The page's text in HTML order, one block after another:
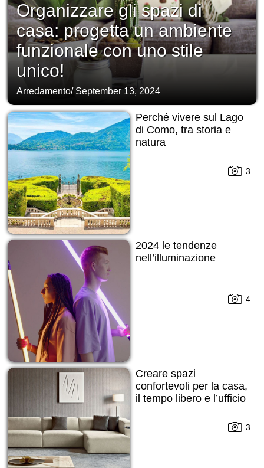
Organizzare gli spazi di
casa: progetta un ambiente
funzionale con uno stile
unico!
Arredamento/ September 13, 2024
Perché vivere sul Lago
di Como, tra storia e
natura
3
2024 le tendenze
nell’illuminazione
4
Creare spazi
confortevoli per la casa,
il tempo libero e l’ufficio
3